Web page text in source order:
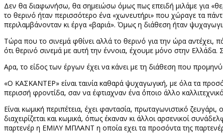
Δεν θα διαφωνήσω, θα σημειώσω όμως πως επειδή μιλάμε για
το θερινό ήταν περισσότερο ένα «χωνευτήρι» που χώραγε τα
περιλαμβάνονταν κι έργα «βαριά». Όμως η διάθεση ήταν
Τώρα που το σινεμά φθίνει αλλά το θερινό για την ώρα αντέχει,
ότι θερινό σινεμά με αυτή την έννοια, έχουμε μόνο στην Ελλάδα.
Αρα, το είδος των έργων έχει να κάνει με τη διάθεση που
«Ο ΚΑΣΚΑΝΤΕΡ» είναι ταινία καθαρά ψυχαγωγική, με όλα τα
περισσή φροντίδα, σαν να έφτιαχναν ένα ΄όποιο άλλο
Είναι κωμική περιπέτεια, έχει φαντασία, πρωταγωνιστικό
διαχειρίζεται και κωμικά, όπως έκαναν κι άλλοι αρσενικοί
παρτενέρ η ΕΜΙΛΥ ΜΠΛΑΝΤ η οποία εχει τα προσόντα της